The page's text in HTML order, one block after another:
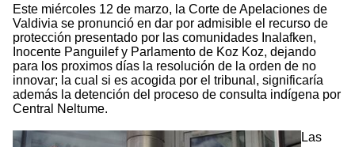
Este miércoles 12 de marzo, la Corte de Apelaciones de
Valdivia se pronunció en dar por admisible el recurso de
protección presentado por las comunidades Inalafken,
Inocente Panguilef y Parlamento de Koz Koz, dejando
para los proximos días la resolución de la orden de no
innovar; la cual si es acogida por el tribunal, significaría
además la detención del proceso de consulta indígena por
Central Neltume.
Las